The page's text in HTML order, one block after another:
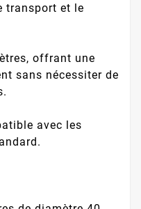
transport et le
offrant une
sans nécessiter de
avec les